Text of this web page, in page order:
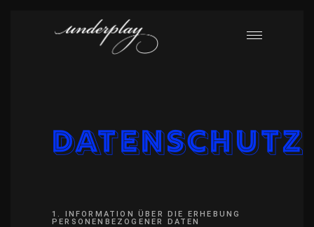
Datenschutz
1. INFORMATION ÜBER DIE ERHEBUNG
PERSONENBEZOGENER DATEN